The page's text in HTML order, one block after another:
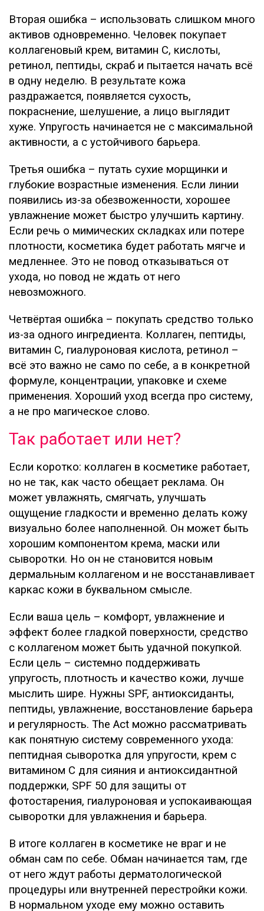
Вторая ошибка – использовать слишком много
активов одновременно. Человек покупает
коллагеновый крем, витамин C, кислоты,
ретинол, пептиды, скраб и пытается начать всё
в одну неделю. В результате кожа
раздражается, появляется сухость,
покраснение, шелушение, а лицо выглядит
хуже. Упругость начинается не с максимальной
активности, а с устойчивого барьера.
Третья ошибка – путать сухие морщинки и
глубокие возрастные изменения. Если линии
появились из-за обезвоженности, хорошее
увлажнение может быстро улучшить картину.
Если речь о мимических складках или потере
плотности, косметика будет работать мягче и
медленнее. Это не повод отказываться от
ухода, но повод не ждать от него
невозможного.
Четвёртая ошибка – покупать средство только
из-за одного ингредиента. Коллаген, пептиды,
витамин C, гиалуроновая кислота, ретинол –
всё это важно не само по себе, а в конкретной
формуле, концентрации, упаковке и схеме
применения. Хороший уход всегда про систему,
а не про магическое слово.
Так работает или нет?
Если коротко: коллаген в косметике работает,
но не так, как часто обещает реклама. Он
может увлажнять, смягчать, улучшать
ощущение гладкости и временно делать кожу
визуально более наполненной. Он может быть
хорошим компонентом крема, маски или
сыворотки. Но он не становится новым
дермальным коллагеном и не восстанавливает
каркас кожи в буквальном смысле.
Если ваша цель – комфорт, увлажнение и
эффект более гладкой поверхности, средство
с коллагеном может быть удачной покупкой.
Если цель – системно поддерживать
упругость, плотность и качество кожи, лучше
мыслить шире. Нужны SPF, антиоксиданты,
пептиды, увлажнение, восстановление барьера
и регулярность. The Act можно рассматривать
как понятную систему современного ухода:
пептидная сыворотка для упругости, крем с
витамином C для сияния и антиоксидантной
поддержки, SPF 50 для защиты от
фотостарения, гиалуроновая и успокаивающая
сыворотки для увлажнения и барьера.
В итоге коллаген в косметике не враг и не
обман сам по себе. Обман начинается там, где
от него ждут работы дерматологической
процедуры или внутренней перестройки кожи.
В нормальном уходе ему можно оставить